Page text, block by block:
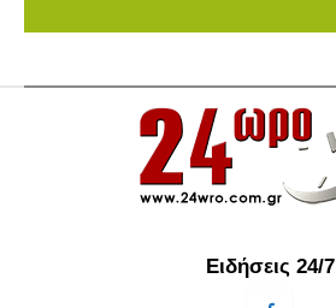
Ειδήσεις 24/7